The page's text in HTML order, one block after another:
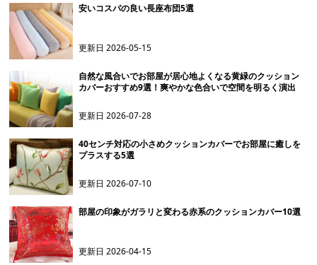
安いコスパの良い長座布団5選
更新日2026-05-15
自然な風合いでお部屋が居心地よくなる黄緑のクッション
カバーおすすめ9選！爽やかな色合いで空間を明るく演出
更新日2026-07-28
40センチ対応の小さめクッションカバーでお部屋に癒しを
プラスする5選
更新日2026-07-10
部屋の印象がガラリと変わる赤系のクッションカバー10選
更新日2026-04-15